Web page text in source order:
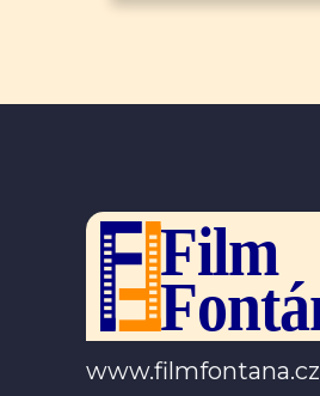
www.filmfontana.cz